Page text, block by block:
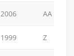
2006 AA
1999 Z